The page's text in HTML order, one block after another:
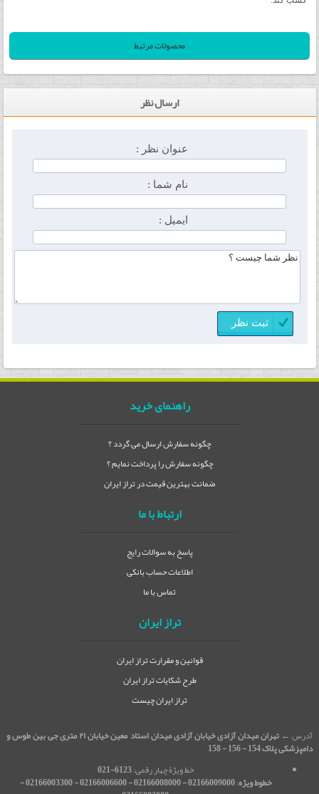
محصولات مرتبط
ارسال نظر
عنوان نظر :
نام شما :
ایمیل :
راهنمای خرید
چگونه سفارش ارسال می گردد ؟
چگونه سفارش را پرداخت نمایم ؟
ضمانت بهترین قیمت در تراز ایران
ارتباط با ما
پاسخ به سوالات رایج
اطلاعات حساب بانکی
تماس با ما
تراز ایران
قوانین و مقرارت تراز ایران
طرح شکایات تراز ایران
تراز ایران چیست
آدرس ← تهران میدان آزادی خیابان آزادی میدان استاد معین خیابان ۲۱ متری جی بین طوس و
دامپزشکی پلاک 154 - 156 - 158
خط ویژۀ چهار رقمی:6123-021
خطوط ویژه:
02166009000 - 02166008000 - 02166006600 - 02166003300 -